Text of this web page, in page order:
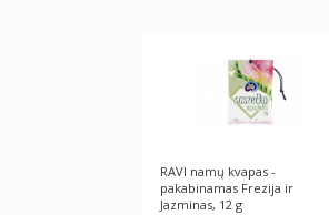
RAVI namų kvapas -
pakabinamas Frezija ir
Jazminas, 12 g